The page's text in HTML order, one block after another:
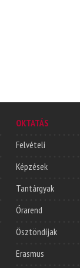
OKTATÁS
Felvételi
Képzések
Tantárgyak
Órarend
Ösztöndíjak
Erasmus